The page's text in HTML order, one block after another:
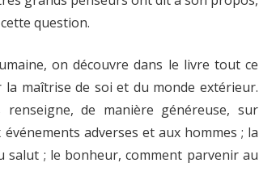
question.
on découvre dans le livre tout ce
maîtrise de soi et du monde extérieur.
de manière généreuse, sur
adverses et aux hommes ; la
; le bonheur, comment parvenir au